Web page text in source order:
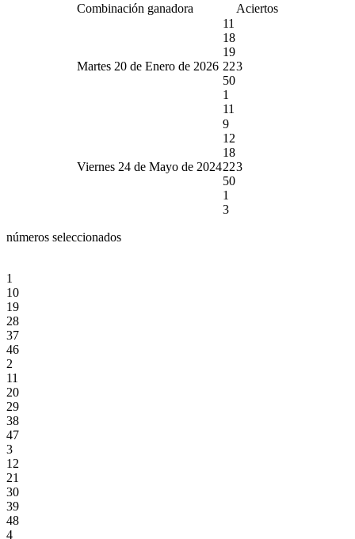
Combinación ganadora Aciertos
Martes 20 de Enero de 2026
11
18
19
22
50
1
11
3
Viernes 24 de Mayo de 2024
9
12
18
22
50
1
3
3
números seleccionados
1
10
19
28
37
46
2
11
20
29
38
47
3
12
21
30
39
48
4